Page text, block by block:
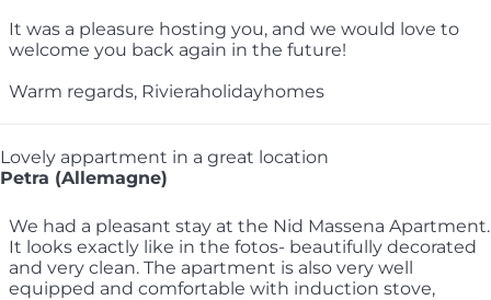
It was a pleasure hosting you, and we would love to
welcome you back again in the future!
Warm regards, Rivieraholidayhomes
Lovely appartment in a great location
Petra (Allemagne)
We had a pleasant stay at the Nid Massena Apartment.
It looks exactly like in the fotos- beautifully decorated
and very clean. The apartment is also very well
equipped and comfortable with induction stove,